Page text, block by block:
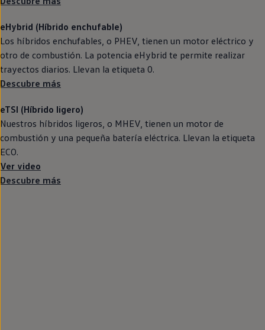
Accesorios y merchandising
Seguridad
Transporte
Entretenimiento
Personalización
Tu coche conectado
Luces de advertencia
Manuales del coche
Información sobre EA189
Suscripción de mantenimiento Long Drive
eHybrid (Híbrido enchufable)
Los híbridos enchufables, o PHEV, tienen un motor eléctrico y
otro de combustión. La potencia eHybrid te permite realizar
trayectos diarios. Llevan la etiqueta 0.
Descubre más
eTSI (Híbrido ligero)
Nuestros híbridos ligeros, o MHEV, tienen un motor de
combustión y una pequeña batería eléctrica. Llevan la etiqueta
ECO.
Ver video
Descubre más